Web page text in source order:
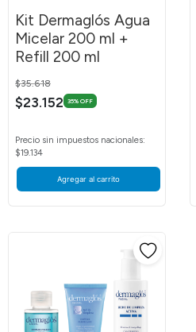
Kit Dermaglós Agua
Micelar 200 ml +
Refill 200 ml
Price reduced from
$35.618
$23.152 35% OFF
Precio sin impuestos nacionales:
$19.134
Agregar al carrito